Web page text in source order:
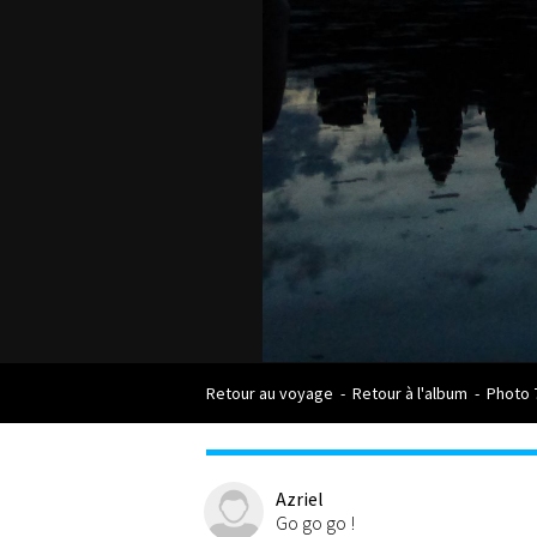
Retour au voyage - Retour à l'album - Photo
Azriel
Go go go !